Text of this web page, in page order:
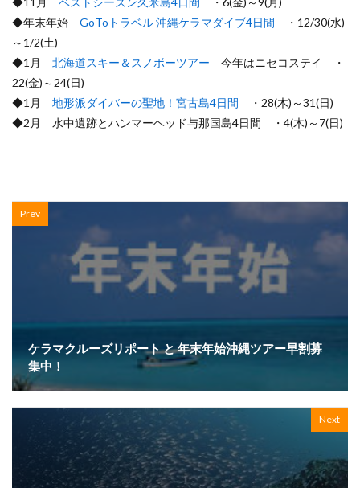
◆年末年始 GoToトラベル 沖縄ケラマダイブ4日間 ・12/30(水)
～1/2(土)
◆1月 北海道スキー＆スノボーツアー 今年はニセコステイ ・
22(金)～24(日)
◆1月 地形派ダイバーの聖地！宮古島4日間 ・28(木)～31(日)
◆2月 水中遺跡とハンマーヘッド与那国島4日間 ・4(木)～7(日)
Prev
ケラマクルーズリポート と 年末年始沖縄ツアー早割募
集中！
Next